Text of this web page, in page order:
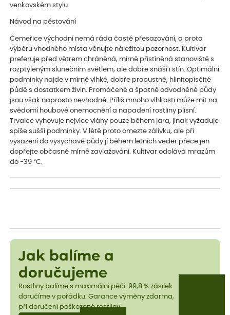
venkovském stylu.
Návod na pěstování
Čemeřice východní nemá ráda časté přesazování, a proto
výběru vhodného místa věnujte náležitou pozornost. Kultivar
preferuje před větrem chráněná, mírně přistíněná stanoviště s
rozptýleným slunečním světlem, ale dobře snáší i stín. Optimální
podmínky najde v mírně vlhké, dobře propustné, hlinitopísčité
půdě s dostatkem živin. Promáčené a špatně odvodněné půdy
jsou však naprosto nevhodné. Příliš mnoho vlhkosti může mít na
svědomí houbové onemocnění a napadení rostliny plísní.
Trvalce vyhovuje nejvíce vláhy pouze během jara, jinak vyžaduje
spíše sušší podmínky. V létě proto omezte zálivku, ale při
vysazení do vysychavé půdy jí během letních veder přece jen
dopřejte občasné mírné zavlažování. Kultivar odolává mrazům
do -39 °C.
Jak balíme a
doručujeme
Rostliny balíme s maximální péčí. 99,8 % zásilek
doručíme v pořádku. Garance výměny zdarma,
při doručení poškozené rostliny.